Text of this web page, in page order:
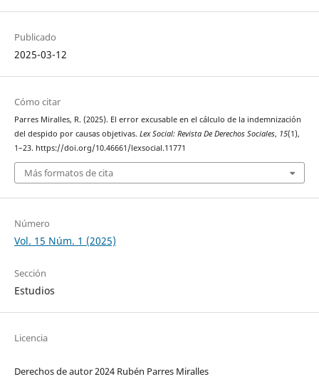
Publicado
2025-03-12
Cómo citar
Parres Miralles, R. (2025). El error excusable en el cálculo de la indemnización
del despido por causas objetivas. Lex Social: Revista De Derechos Sociales, 15(1),
1–23. https://doi.org/10.46661/lexsocial.11771
Más formatos de cita
Número
Vol. 15 Núm. 1 (2025)
Sección
Estudios
Licencia
Derechos de autor 2024 Rubén Parres Miralles